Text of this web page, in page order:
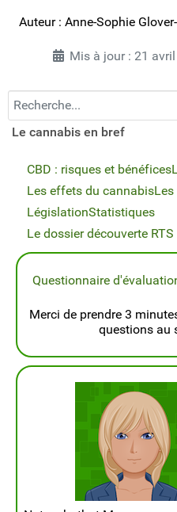
Auteur : Anne-Sophie
Mis à jour : 21 avril
Recherchez...
Le cannabis en bref
CBD : risques et bénéfices
Les effets du cannabis
LégislationStatistiques
Le dossier découverte
Questionnaire
Merci de prendre 3
questions au